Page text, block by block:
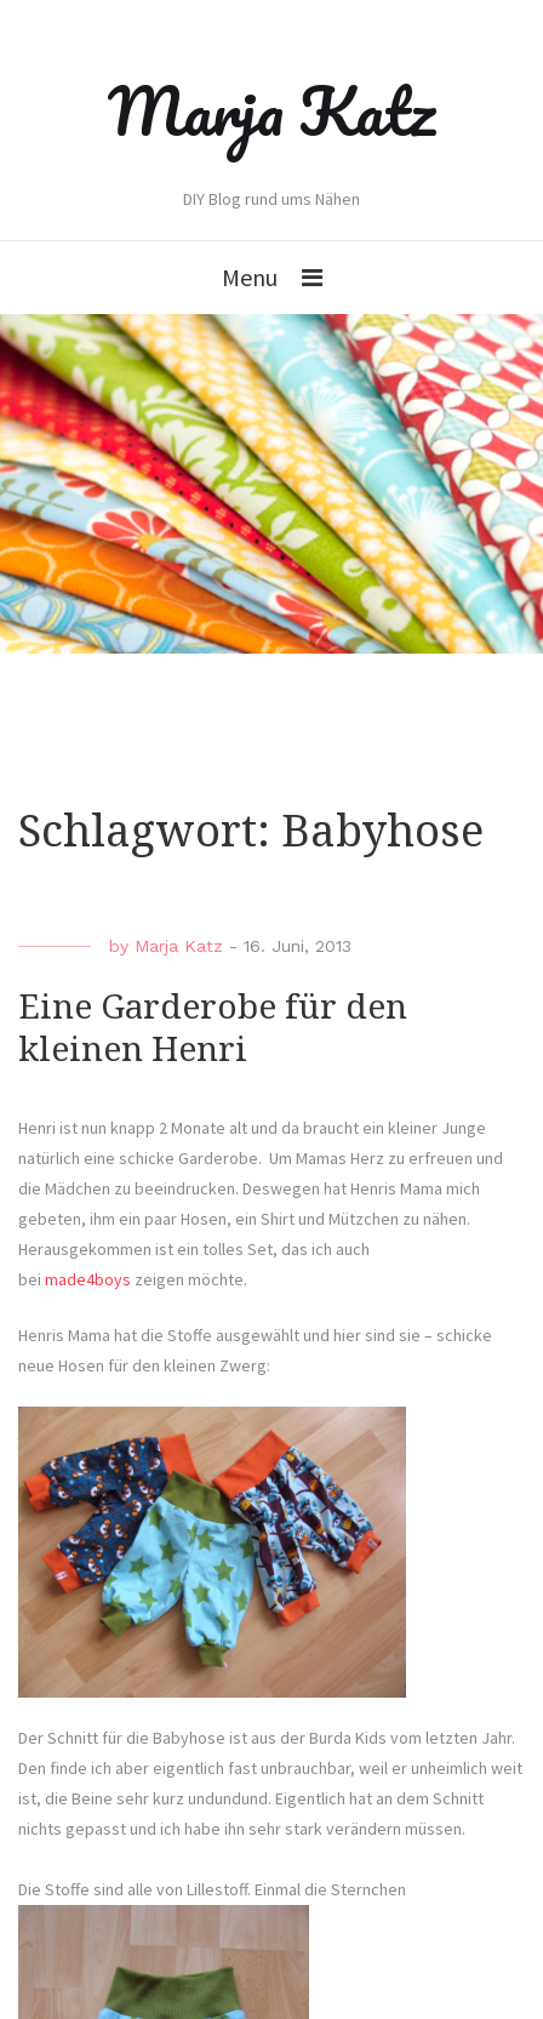
Marja Katz
DIY Blog rund ums Nähen
Menu
Schlagwort: Babyhose
by Marja Katz - 16. Juni, 2013
Eine Garderobe für den
kleinen Henri
Henri ist nun knapp 2 Monate alt und da braucht ein kleiner Junge
natürlich eine schicke Garderobe. Um Mamas Herz zu erfreuen und
die Mädchen zu beeindrucken. Deswegen hat Henris Mama mich
gebeten, ihm ein paar Hosen, ein Shirt und Mützchen zu nähen.
Herausgekommen ist ein tolles Set, das ich auch
bei made4boys zeigen möchte.
Henris Mama hat die Stoffe ausgewählt und hier sind sie – schicke
neue Hosen für den kleinen Zwerg:
Der Schnitt für die Babyhose ist aus der Burda Kids vom letzten Jahr.
Den finde ich aber eigentlich fast unbrauchbar, weil er unheimlich weit
ist, die Beine sehr kurz undundund. Eigentlich hat an dem Schnitt
nichts gepasst und ich habe ihn sehr stark verändern müssen.
Die Stoffe sind alle von Lillestoff. Einmal die Sternchen